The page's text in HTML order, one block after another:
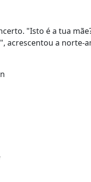
"Isto é a tua
acrescentou a norte-